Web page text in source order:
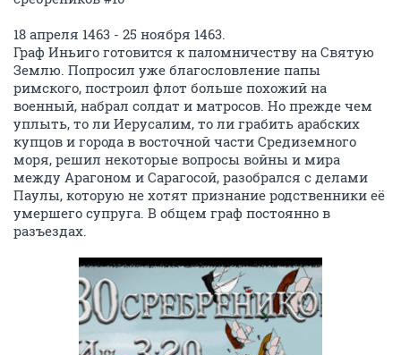
18 апреля 1463 - 25 ноября 1463.
Граф Иньиго готовится к паломничеству на Святую
Землю. Попросил уже благословление папы
римского, построил флот больше похожий на
военный, набрал солдат и матросов. Но прежде чем
уплыть, то ли Иерусалим, то ли грабить арабских
купцов и города в восточной части Средиземного
моря, решил некоторые вопросы войны и мира
между Арагоном и Сарагосой, разобрался с делами
Паулы, которую не хотят признание родственники её
умершего супруга. В общем граф постоянно в
разъездах.